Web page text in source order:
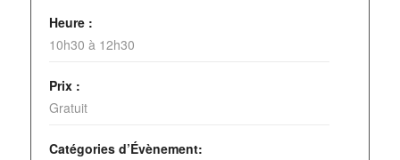
Heure :
10h30 à 12h30
Prix :
Gratuit
Catégories d’Évènement: